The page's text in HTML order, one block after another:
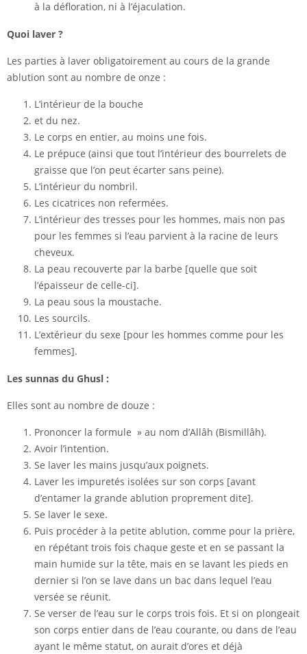
à la défloration, ni à l’éjaculation.
Quoi laver ?
Les parties à laver obligatoirement au cours de la grande
ablution sont au nombre de onze :
L’intérieur de la bouche
et du nez.
Le corps en entier, au moins une fois.
Le prépuce (ainsi que tout l’intérieur des bourrelets de
graisse que l’on peut écarter sans peine).
L’intérieur du nombril.
Les cicatrices non refermées.
L’intérieur des tresses pour les hommes, mais non pas
pour les femmes si l’eau parvient à la racine de leurs
cheveux.
La peau recouverte par la barbe [quelle que soit
l’épaisseur de celle-ci].
La peau sous la moustache.
Les sourcils.
L’extérieur du sexe [pour les hommes comme pour les
femmes].
Les sunnas du Ghusl :
Elles sont au nombre de douze :
Prononcer la formule » au nom d’Allâh (Bismillâh).
Avoir l’intention.
Se laver les mains jusqu’aux poignets.
Laver les impuretés isolées sur son corps [avant
d’entamer la grande ablution proprement dite].
Se laver le sexe.
Puis procéder à la petite ablution, comme pour la prière,
en répétant trois fois chaque geste et en se passant la
main humide sur la tête, mais en se lavant les pieds en
dernier si l’on se lave dans un bac dans lequel l’eau
versée se réunit.
Se verser de l’eau sur le corps trois fois. Et si on plongeait
son corps entier dans de l’eau courante, ou dans de l’eau
ayant le même statut, on aurait d’ores et déjà